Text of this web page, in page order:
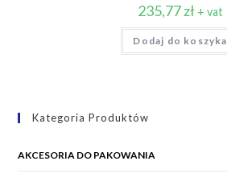
235,77zł + vat
Dodaj do koszyka
Kategoria Produktów
AKCESORIA DO PAKOWANIA